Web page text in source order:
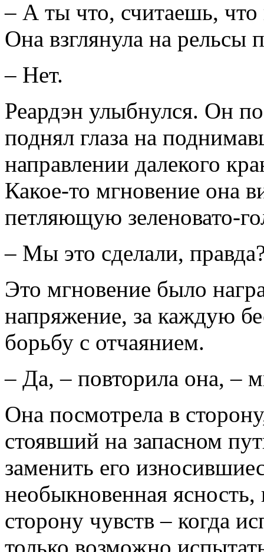
– А ты что, считаешь, что
Она взглянула на рельсы
– Нет.
Реардэн улыбнулся. Он
поднял глаза на
направлении далекого
Какое-то мгновение она
петляющую зеленовато-
– Мы это сделали,
Это мгновение было
напряжение, за каждую
борьбу с отчаянием.
– Да, – повторила она, –
Она посмотрела в
стоявший на запасном
заменить его
необыкновенная
сторону чувств – когда